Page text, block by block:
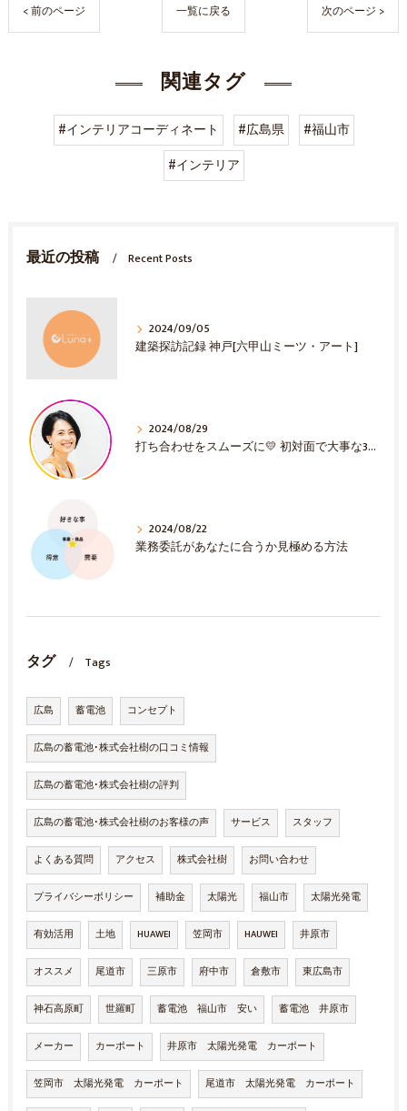
< 前のページ 一覧に戻る 次のページ >
関連タグ
#インテリアコーディネート #広島県
#福山市
#インテリア
最近の投稿 Recent Posts
2024/09/05
建築探訪記録 神戸[六甲山ミーツ・アート]
2024/08/29
打ち合わせをスムーズに💛 初対面で大事な3選！
2024/08/22
業務委託があなたに合うか見極める方法
タグ Tags
広島 蓄電池 コンセプト
広島の蓄電池･株式会社樹の口コミ情報
広島の蓄電池･株式会社樹の評判
広島の蓄電池･株式会社樹のお客様の声 サービス スタッフ
よくある質問 アクセス 株式会社樹 お問い合わせ
プライバシーポリシー 補助金 太陽光 福山市 太陽光発電
有効活用 土地 HUAWEI 笠岡市 HAUWEI 井原市
オススメ 尾道市 三原市 府中市 倉敷市 東広島市
神石高原町 世羅町 蓄電池 福山市 安い 蓄電池 井原市
メーカー カーポート 井原市 太陽光発電 カーポート
笠岡市 太陽光発電 カーポート 尾道市 太陽光発電 カーポート